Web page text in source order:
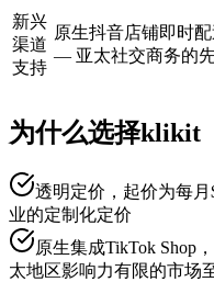
新兴
渠道
支持
原生抖音店铺即时
— 亚太社交商务的
为什么选择klikit
透明定价，起价为每月
业的定制化定价
原生集成TikTok Shop
太地区影响力有限的市场